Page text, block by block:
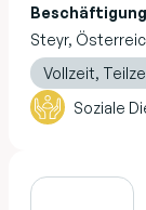
Beschäftigung
Steyr,
Vollzeit,
Soziale